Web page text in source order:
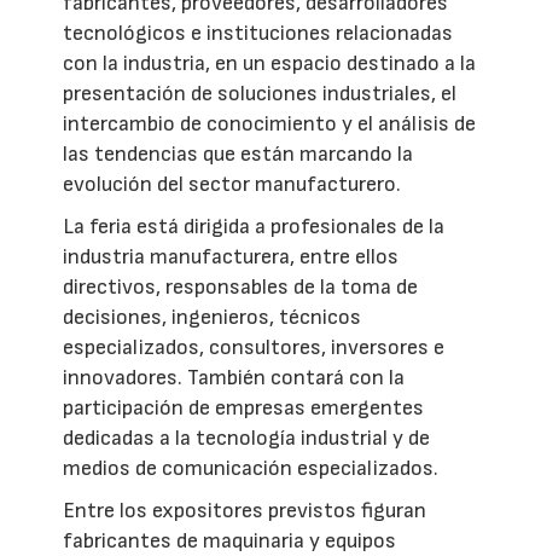
tecnológicos e instituciones relacionadas
con la industria, en un espacio destinado a la
presentación de soluciones industriales, el
intercambio de conocimiento y el análisis de
las tendencias que están marcando la
evolución del sector manufacturero.
La feria está dirigida a profesionales de la
industria manufacturera, entre ellos
directivos, responsables de la toma de
decisiones, ingenieros, técnicos
especializados, consultores, inversores e
innovadores. También contará con la
participación de empresas emergentes
dedicadas a la tecnología industrial y de
medios de comunicación especializados.
Entre los expositores previstos figuran
fabricantes de maquinaria y equipos